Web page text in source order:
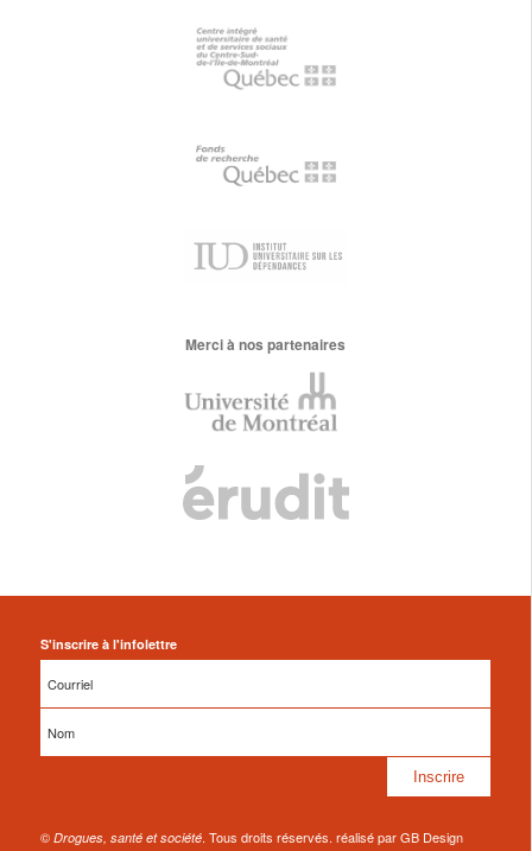
Merci à nos partenaires
S'inscrire à l'infolettre
© Drogues, santé et société. Tous droits réservés. réalisé par GB Design